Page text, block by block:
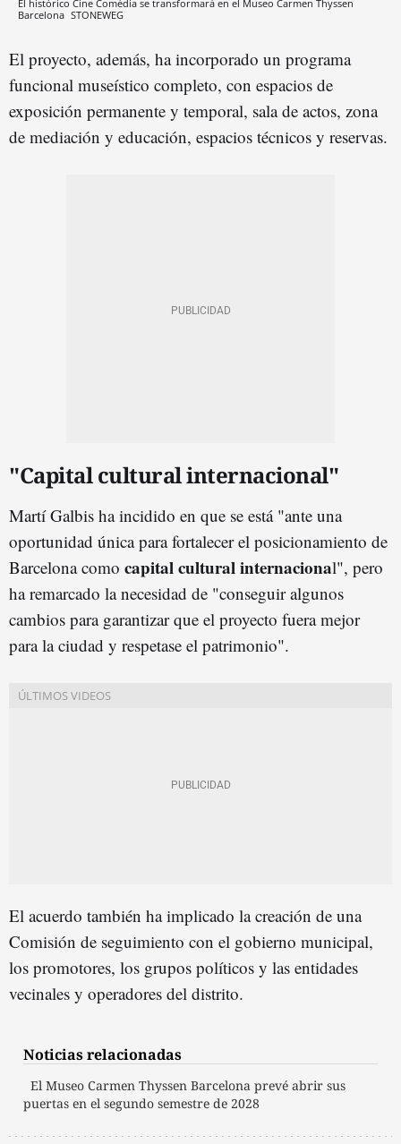
El histórico Cine Comèdia se transformará en el Museo Carmen Thyssen
Barcelona STONEWEG
El proyecto, además, ha incorporado un programa
funcional museístico completo, con espacios de
exposición permanente y temporal, sala de actos, zona
de mediación y educación, espacios técnicos y reservas.
"Capital cultural internacional"
Martí Galbis ha incidido en que se está "ante una
oportunidad única para fortalecer el posicionamiento de
Barcelona como capital cultural internacional", pero
ha remarcado la necesidad de "conseguir algunos
cambios para garantizar que el proyecto fuera mejor
para la ciudad y respetase el patrimonio".
El acuerdo también ha implicado la creación de una
Comisión de seguimiento con el gobierno municipal,
los promotores, los grupos políticos y las entidades
vecinales y operadores del distrito.
Noticias relacionadas
El Museo Carmen Thyssen Barcelona prevé abrir sus
puertas en el segundo semestre de 2028